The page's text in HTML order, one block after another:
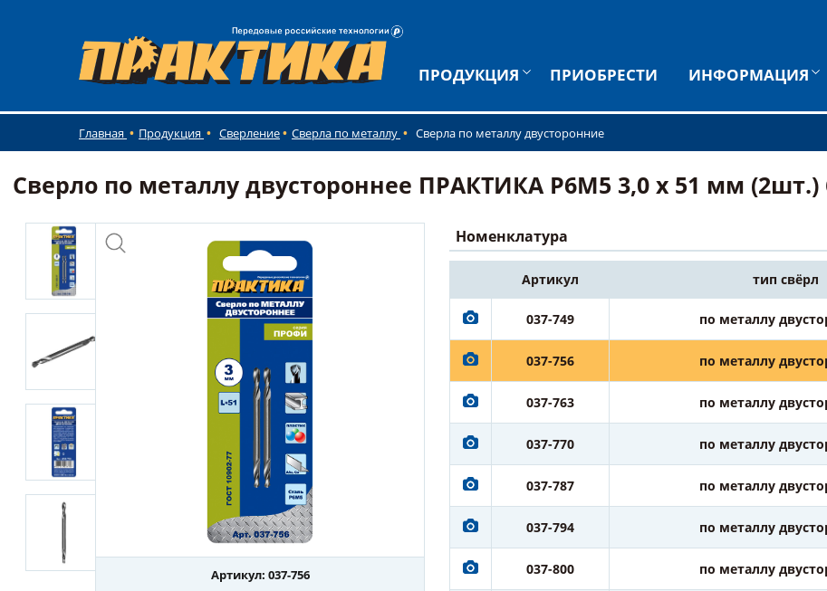
ПРОДУКЦИЯ ПРИОБРЕСТИ ИНФОРМАЦИЯ
Главная Продукция Сверление Сверла по металлу Сверла по металлу двусторонние
Сверло по металлу двустороннее ПРАКТИКА Р6М5 3,0 х 51 мм (2шт.)
Артикул: 037-756
Номенклатура
Артикул тип свёрл
037-749 по металлу
037-756 по металлу
037-763 по металлу
037-770 по металлу
037-787 по металлу
037-794 по металлу
037-800 по металлу